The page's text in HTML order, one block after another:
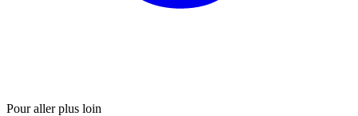
Pour aller plus loin